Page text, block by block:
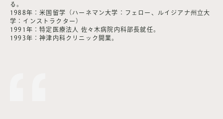
る。
1988年：米国留学（ハーネマン大学：フェロー、ルイジアナ州立大
学：インストラクター）
1991年：特定医療法人 佐々木病院内科部長就任。
1993年：神津内科クリニック開業。